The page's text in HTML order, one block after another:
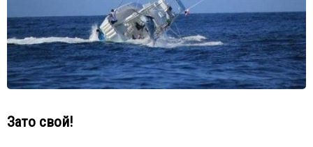
Зато свой!